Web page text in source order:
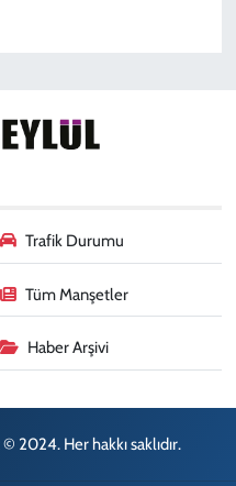
Trafik Durumu
Tüm Manşetler
Haber Arşivi
2024. Her hakkı saklıdır.